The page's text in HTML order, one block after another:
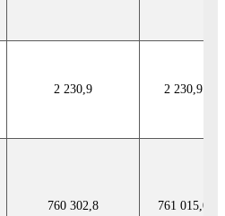
2 230,9 2 230,9
760 302,8 761 015,0